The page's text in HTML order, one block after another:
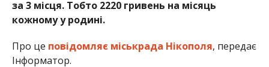
За вимогами організації, що надає допомогу,
отримати її можуть:
особи, які постраждали від обстрілів, чиє